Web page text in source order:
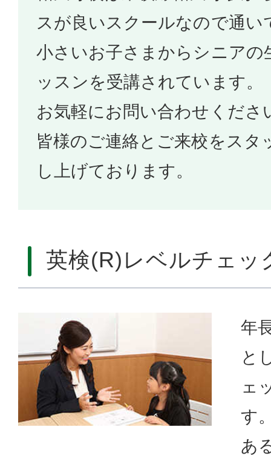
スが良いスクールなので通い
小さいお子さまからシニアの
ッスンを受講されています。
お気軽にお問い合わせくださ
皆様のご連絡とご来校をスタ
し上げております。
英検(R)レベルチェッ
年
と
ェ
す
あ